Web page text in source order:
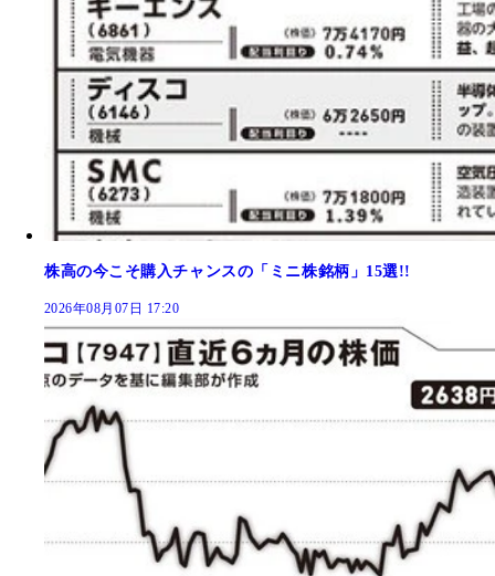
株高の今こそ購入チャンスの「ミニ株銘柄」15選!!
2026年08月07日 17:20